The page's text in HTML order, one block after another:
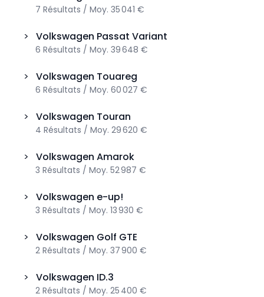
7 Résultats / Moy. 35 041 €
> Volkswagen Passat Variant
6 Résultats / Moy. 39 648 €
> Volkswagen Touareg
6 Résultats / Moy. 60 027 €
> Volkswagen Touran
4 Résultats / Moy. 29 620 €
> Volkswagen Amarok
3 Résultats / Moy. 52 987 €
> Volkswagen e-up!
3 Résultats / Moy. 13 930 €
> Volkswagen Golf GTE
2 Résultats / Moy. 37 900 €
> Volkswagen ID.3
2 Résultats / Moy. 25 400 €